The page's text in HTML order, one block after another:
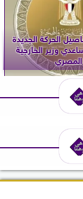
الحركة الجديدة
وزير الخارجية
المصري